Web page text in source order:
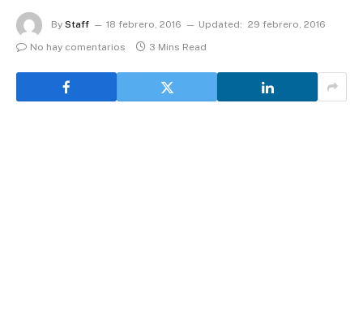
By Staff 18 febrero, 2016 Updated: 29 febrero, 2016
No hay comentarios
3 Mins Read